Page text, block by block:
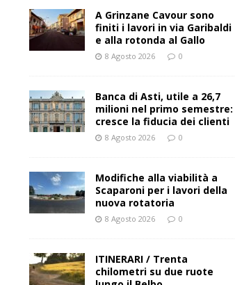
A Grinzane Cavour sono
finiti i lavori in via Garibaldi
e alla rotonda al Gallo
8 Agosto 2026 0
Banca di Asti, utile a 26,7
milioni nel primo semestre:
cresce la fiducia dei clienti
8 Agosto 2026 0
Modifiche alla viabilità a
Scaparoni per i lavori della
nuova rotatoria
8 Agosto 2026 0
ITINERARI / Trenta
chilometri su due ruote